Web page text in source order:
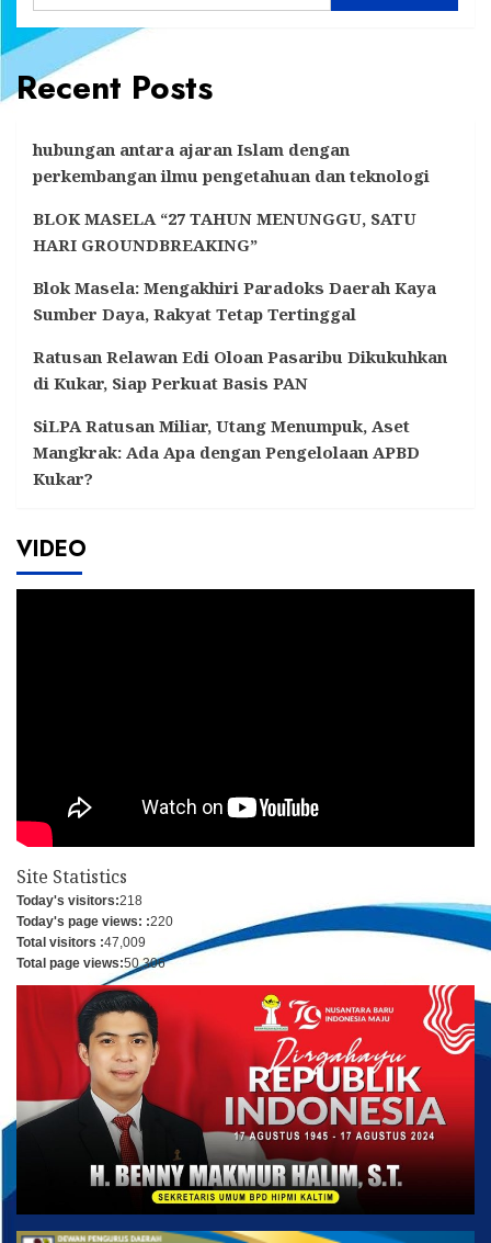
Recent Posts
hubungan antara ajaran Islam dengan
perkembangan ilmu pengetahuan dan teknologi
BLOK MASELA “27 TAHUN MENUNGGU, SATU
HARI GROUNDBREAKING”
Blok Masela: Mengakhiri Paradoks Daerah Kaya
Sumber Daya, Rakyat Tetap Tertinggal
Ratusan Relawan Edi Oloan Pasaribu Dikukuhkan
di Kukar, Siap Perkuat Basis PAN
SiLPA Ratusan Miliar, Utang Menumpuk, Aset
Mangkrak: Ada Apa dengan Pengelolaan APBD
Kukar?
VIDEO
Site Statistics
Today's visitors:218
Today's page views: :220
Total visitors :47,009
Total page views:50,306